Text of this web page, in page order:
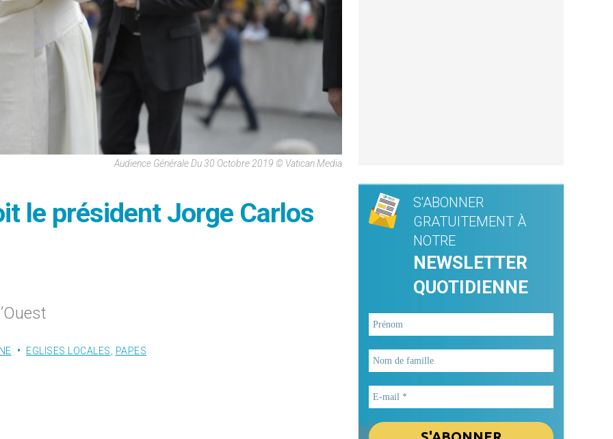
Audience Générale Du 30 Octobre 2019 © Vatican Media
le président Jorge Carlos
EGLISES LOCALES PAPES
S'ABONNER
GRATUITEMENT À
NOTRE
NEWSLETTER
QUOTIDIENNE